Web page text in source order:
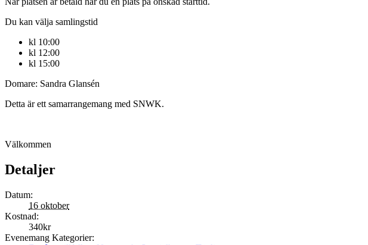
Du kan välja samlingstid
kl 10:00
kl 12:00
kl 15:00
Domare: Sandra Glansén
Detta är ett samarrangemang med SNWK.
Välkommen
Detaljer
Datum:
16 oktober
Kostnad:
340kr
Evenemang Kategorier: